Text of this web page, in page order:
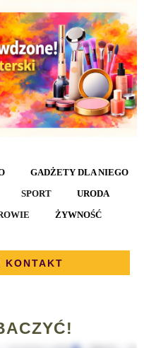
GADŻETY DLA NIEGO
SPORT
URODA
ŻYWNOŚĆ
KONTAKT